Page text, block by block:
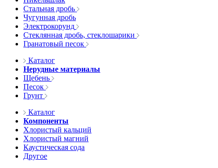
Стальная дробь
Чугунная дробь
Электрокорунд
Стеклянная дробь, стеклошарики
Гранатовый песок
Каталог
Нерудные материалы
Щебень
Песок
Грунт
Каталог
Компоненты
Хлористый кальций
Хлористый магний
Каустическая сода
Другое